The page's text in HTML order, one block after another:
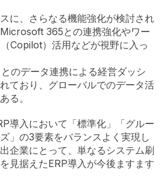
に、さらなる機能強化が検討され
365との連携強化やワー
Copilot）活用などが視野に入っ
のデータ連携による経営ダッシ
ており、グローバルでのデータ活
る。
導入において「標準化」「グルー
」の3要素をバランスよく実現し
企業にとって、単なるシステム刷
見据えたERP導入が今後ますます